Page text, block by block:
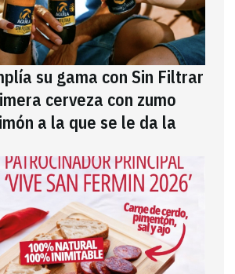
su gama con Sin Filtrar
cerveza con zumo
a la que se le da la